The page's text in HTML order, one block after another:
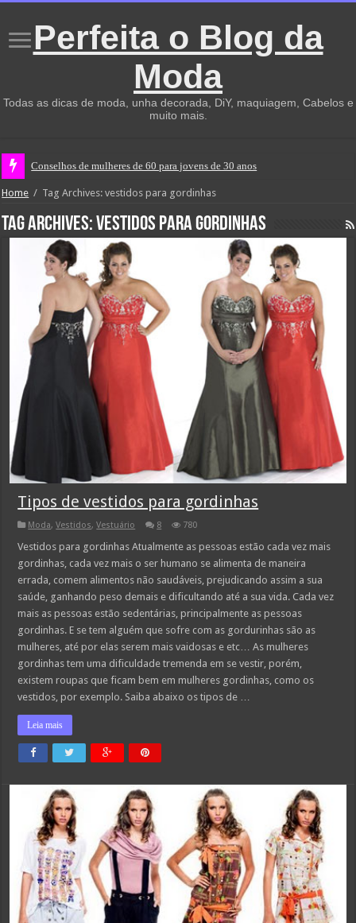
Perfeita o Blog da
Moda
Todas as dicas de moda, unha decorada, DiY, maquiagem, Cabelos e
muito mais.
Conselhos de mulheres de 60 para jovens de 30 anos
Home / Tag Archives: vestidos para gordinhas
Tag Archives:vestidos para gordinhas
Tipos de vestidos para gordinhas
Moda,Vestidos,Vestuário 8 780
Vestidos para gordinhas Atualmente as pessoas estão cada vez mais
gordinhas, cada vez mais o ser humano se alimenta de maneira
errada, comem alimentos não saudáveis, prejudicando assim a sua
saúde, ganhando peso demais e dificultando até a sua vida. Cada vez
mais as pessoas estão sedentárias, principalmente as pessoas
gordinhas. E se tem alguém que sofre com as gordurinhas são as
mulheres, até por elas serem mais vaidosas e etc… As mulheres
gordinhas tem uma dificuldade tremenda em se vestir, porém,
existem roupas que ficam bem em mulheres gordinhas, como os
vestidos, por exemplo. Saiba abaixo os tipos de …
Leia mais